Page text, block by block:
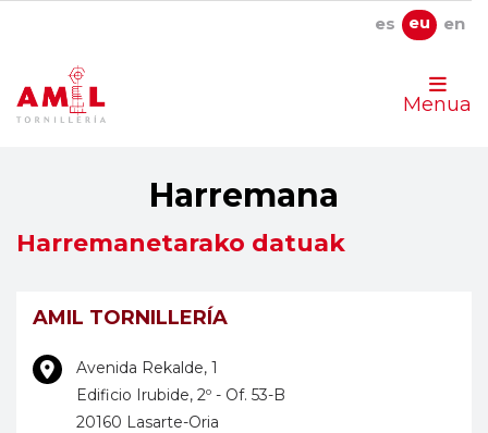
es eu en
Menua
KALITATEA
HARREMANA
Harremana
Harremanetarako datuak
AMIL TORNILLERÍA
Avenida Rekalde, 1
Edificio Irubide, 2º - Of. 53-B
20160 Lasarte-Oria